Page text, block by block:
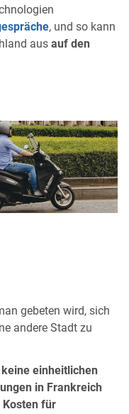
, und so kann
aus auf den
gebeten wird, sich
andere Stadt zu
keine einheitlichen
in Frankreich
Kosten für